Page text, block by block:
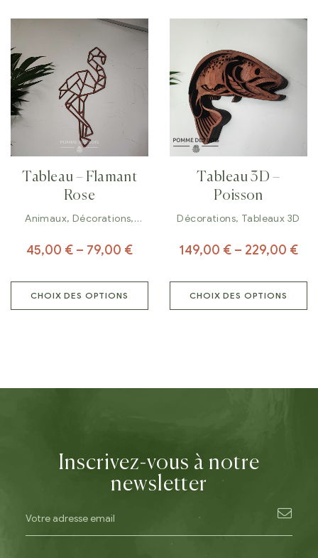
Tableau – Flamant
Rose
Animaux, Décorations,
45,00 € – 79,00 €
CHOIX DES OPTIONS
Tableau 3D –
Poisson
Décorations, Tableaux 3D
149,00 € – 229,00 €
CHOIX DES OPTIONS
Inscrivez-vous à notre
newsletter